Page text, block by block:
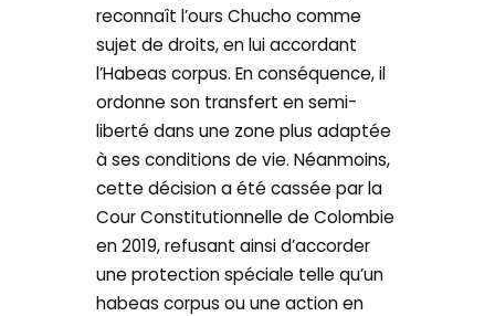
reconnaît l’ours Chucho comme
sujet de droits, en lui accordant
l’Habeas corpus. En conséquence, il
ordonne son transfert en semi-
liberté dans une zone plus adaptée
à ses conditions de vie. Néanmoins,
cette décision a été cassée par la
Cour Constitutionnelle de Colombie
en 2019, refusant ainsi d’accorder
une protection spéciale telle qu’un
habeas corpus ou une action en